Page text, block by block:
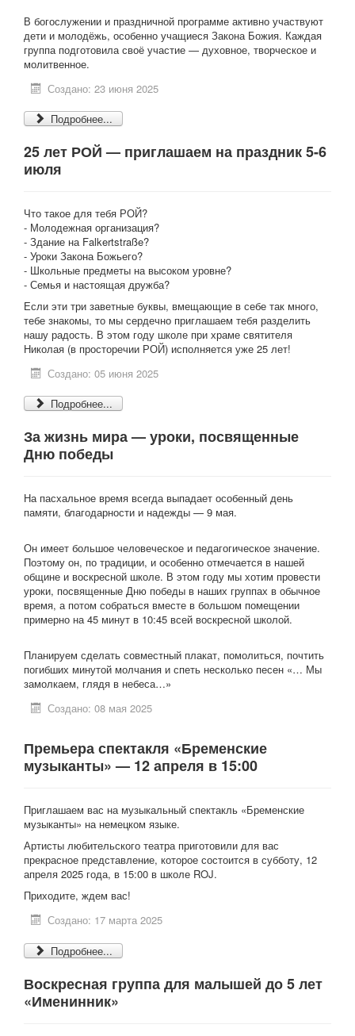
В богослужении и праздничной программе активно участвуют
дети и молодёжь, особенно учащиеся Закона Божия. Каждая
группа подготовила своё участие — духовное, творческое и
молитвенное.
Создано: 23 июня 2025
Подробнее...
25 лет РОЙ — приглашаем на праздник 5-6
июля
Что такое для тебя РОЙ?
- Молодежная организация?
- Здание на Falkertstraße?
- Уроки Закона Божьего?
- Школьные предметы на высоком уровне?
- Семья и настоящая дружба?
Если эти три заветные буквы, вмещающие в себе так много,
тебе знакомы, то мы сердечно приглашаем тебя разделить
нашу радость. В этом году школе при храме святителя
Николая (в просторечии РОЙ) исполняется уже 25 лет!
Создано: 05 июня 2025
Подробнее...
За жизнь мира — уроки, посвященные
Дню победы
На пасхальное время всегда выпадает особенный день
памяти, благодарности и надежды — 9 мая.
Он имеет большое человеческое и педагогическое значение.
Поэтому он, по традиции, и особенно отмечается в нашей
общине и воскресной школе. В этом году мы хотим провести
уроки, посвященные Дню победы в наших группах в обычное
время, а потом собраться вместе в большом помещении
примерно на 45 минут в 10:45 всей воскресной школой.
Планируем сделать совместный плакат, помолиться, почтить
погибших минутой молчания и спеть несколько песен «… Мы
замолкаем, глядя в небеса…»
Создано: 08 мая 2025
Премьера спектакля «Бременские
музыканты» — 12 апреля в 15:00
Приглашаем вас на музыкальный спектакль «Бременские
музыканты» на немецком языке.
Артисты любительского театра приготовили для вас
прекрасное представление, которое состоится в субботу, 12
апреля 2025 года, в 15:00 в школе ROJ.
Приходите, ждем вас!
Создано: 17 марта 2025
Подробнее...
Воскресная группа для малышей до 5 лет
«Именинник»